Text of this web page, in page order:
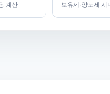
계산 보유세·양도세 시